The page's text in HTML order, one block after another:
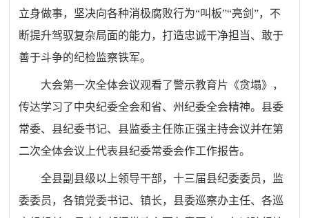
立身做事，坚决向各种消极腐败行为“叫板”“亮剑”，不
断提升驾驭复杂局面的能力，打造忠诚干净担当、敢于
善于斗争的纪检监察铁军。
大会第一次全体会议观看了警示教育片《贪塌》，
传达学习了中央纪委全会和省、州纪委全会精神。县委
常委、县纪委书记、县监委主任陈正强主持会议并在第
二次全体会议上代表县纪委常委会作工作报告。
全县副县级以上领导干部，十三届县纪委委员，监
委委员，各镇党委书记、镇长，县委巡察办主任、各巡